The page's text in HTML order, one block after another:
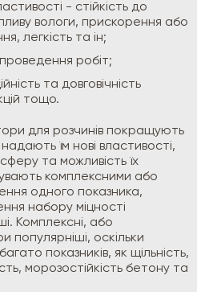
- стійкість до
вологи, прискорення або
легкість та ін;
робіт;
та довговічність
тощо.
для розчинів покращують
їм нові властивості,
та можливість їх
комплексними або
одного показника,
набору міцності
Комплексні, або
популярніші, оскільки
показників, як щільність,
морозостійкість бетону та